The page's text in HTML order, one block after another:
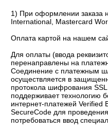
1) При оформлении заказа
International, Mastercard
Оплата картой на нашем
Для оплаты (ввода
перенаправлены на
Соединение с платежным
осуществляется в
протокола шифрования
поддерживает технологию
интернет-платежей Verified
SecureCode для
потребоваться ввод